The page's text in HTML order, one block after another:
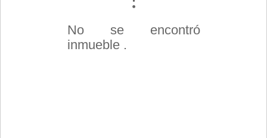
No se encontró
inmueble .